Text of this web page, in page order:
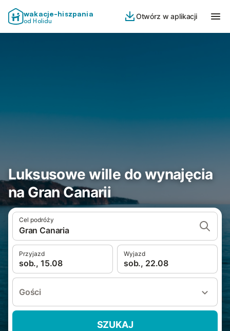
wakacje-hiszpania
od Holidu
Otwórz w aplikacji
Luksusowe wille do wynajęcia
na Gran Canarii
Cel podróży
Gran Canaria
Przyjazd
sob., 15.08
Wyjazd
sob., 22.08
Gości
SZUKAJ